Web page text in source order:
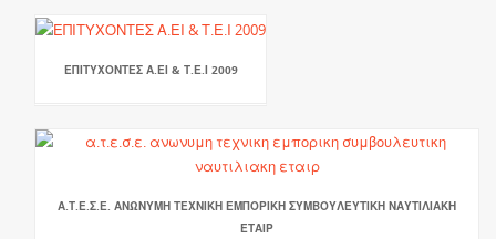
ΕΠΙΤΥΧΟΝΤΕΣ Α.ΕΙ & Τ.Ε.Ι 2009
Α.Τ.Ε.Σ.Ε. ΑΝΩΝΥΜΗ ΤΕΧΝΙΚΗ ΕΜΠΟΡΙΚΗ ΣΥΜΒΟΥΛΕΥΤΙΚΗ ΝΑΥΤΙΛΙΑΚΗ
ΕΤΑΙΡ